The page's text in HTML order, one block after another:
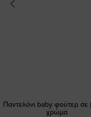
Παντελόνι baby φούτερ σε
χρώμα